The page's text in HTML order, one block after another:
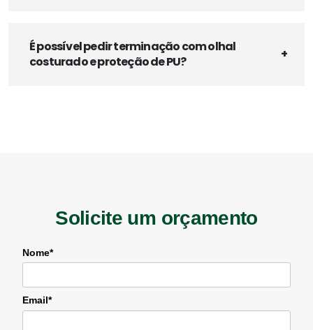
É possível pedir terminação com olhal
costurado e proteção de PU?
Solicite um orçamento
Nome*
Email*